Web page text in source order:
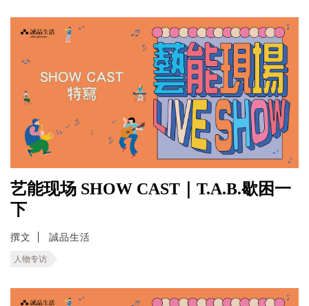
艺能现场 SHOW CAST｜T.A.B.歇困一
下
撰文 誠品生活
人物专访